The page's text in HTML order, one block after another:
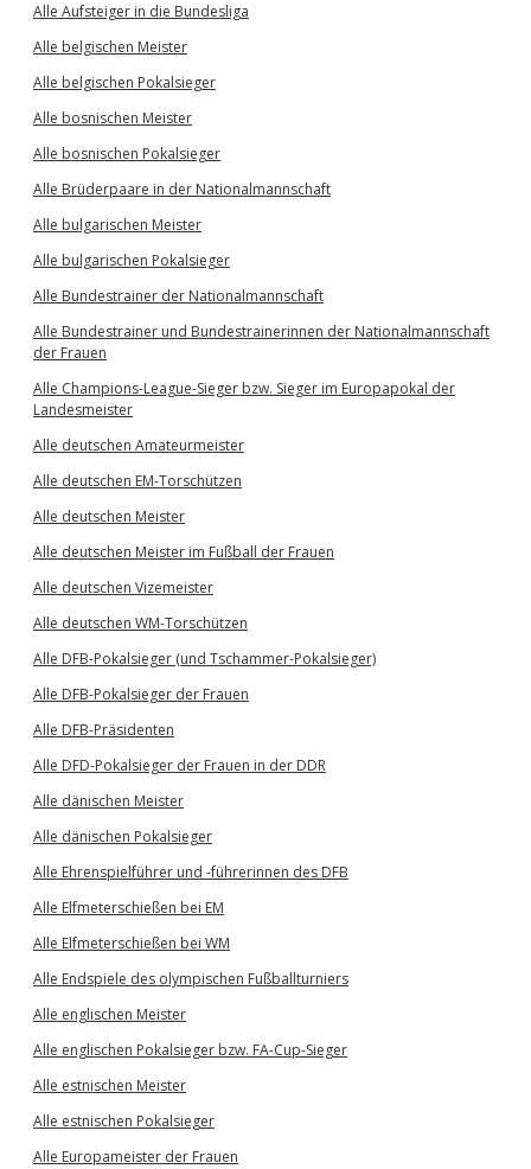
Alle Aufsteiger in die Bundesliga
Alle belgischen Meister
Alle belgischen Pokalsieger
Alle bosnischen Meister
Alle bosnischen Pokalsieger
Alle Brüderpaare in der Nationalmannschaft
Alle bulgarischen Meister
Alle bulgarischen Pokalsieger
Alle Bundestrainer der Nationalmannschaft
Alle Bundestrainer und Bundestrainerinnen der Nationalmannschaft
der Frauen
Alle Champions-League-Sieger bzw. Sieger im Europapokal der
Landesmeister
Alle deutschen Amateurmeister
Alle deutschen EM-Torschützen
Alle deutschen Meister
Alle deutschen Meister im Fußball der Frauen
Alle deutschen Vizemeister
Alle deutschen WM-Torschützen
Alle DFB-Pokalsieger (und Tschammer-Pokalsieger)
Alle DFB-Pokalsieger der Frauen
Alle DFB-Präsidenten
Alle DFD-Pokalsieger der Frauen in der DDR
Alle dänischen Meister
Alle dänischen Pokalsieger
Alle Ehrenspielführer und -führerinnen des DFB
Alle Elfmeterschießen bei EM
Alle Elfmeterschießen bei WM
Alle Endspiele des olympischen Fußballturniers
Alle englischen Meister
Alle englischen Pokalsieger bzw. FA-Cup-Sieger
Alle estnischen Meister
Alle estnischen Pokalsieger
Alle Europameister der Frauen